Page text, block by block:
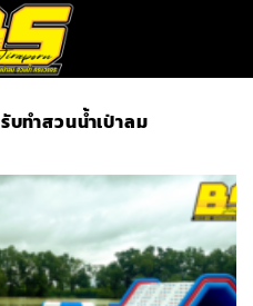
รับทำสวนน้ำเป่าลม